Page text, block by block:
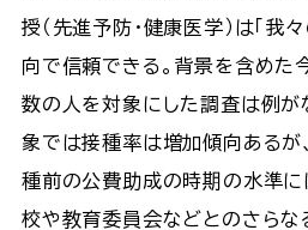
授（先進予防・健康医学）は「我
向で信頼できる。背景を含めた
数の人を対象にした調査は例が
象では接種率は増加傾向あるが
種前の公費助成の時期の水準に
校や教育委員会などとのさらな